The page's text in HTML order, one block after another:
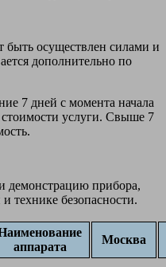
быть осуществлен силами и
дополнительно по
7 дней с момента начала
услуги. Свыше 7
демонстрацию прибора,
технике безопасности.
аппарата
Москва